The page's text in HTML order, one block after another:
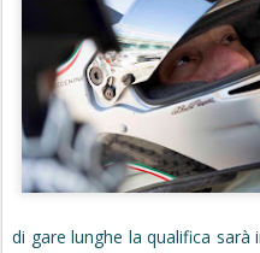
di gare lunghe la qualifica